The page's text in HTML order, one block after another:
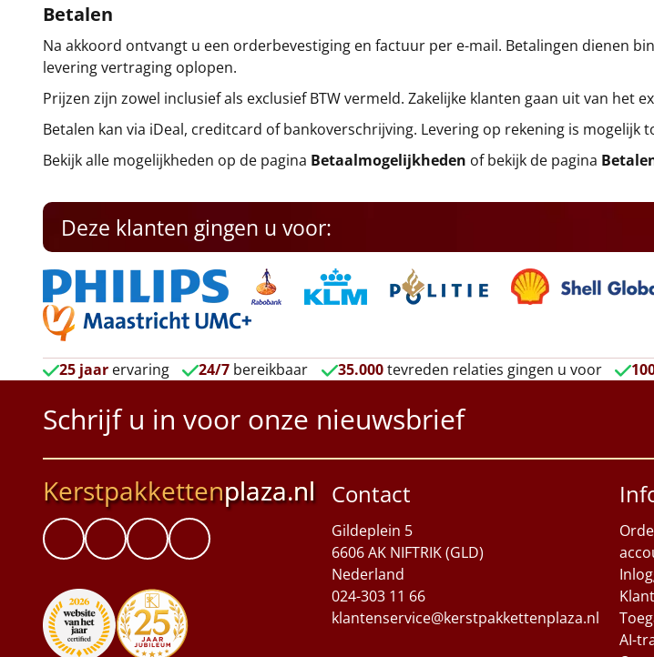
Betalen
Na akkoord ontvangt u een orderbevestiging en factuur per e-mail. Betalingen dienen
levering vertraging oplopen.
Prijzen zijn zowel inclusief als exclusief BTW vermeld. Zakelijke klanten gaan uit van het
Betalen kan via iDeal, creditcard of bankoverschrijving. Levering op rekening is mogelijk
Bekijk alle mogelijkheden op de pagina Betaalmogelijkheden of bekijk de pagina
Deze klanten gingen u voor:
25 jaar ervaring 24/7 bereikbaar 35.000tevreden relaties gingen u voor
Schrijf u in voor onze nieuwsbrief
Kerstpakkettenplaza.nl Contact
Gildeplein 5
6606 AK NIFTRIK (GLD)
Nederland
024-303 11 66
klantenservice@kerstpakkettenplaza.nl
AI-